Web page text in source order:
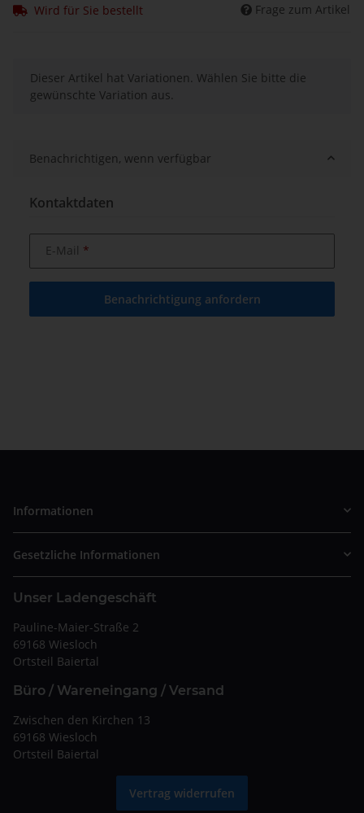
Wird für Sie bestellt Frage zum Artikel
xDieser Artikel hat Variationen. Wählen Sie bitte die
gewünschte Variation aus.
Benachrichtigen, wenn verfügbar
Kontaktdaten
E-Mail
Benachrichtigung anfordern
Informationen
Gesetzliche Informationen
Unser Ladengeschäft
Pauline-Maier-Straße 2
69168 Wiesloch
Ortsteil Baiertal
Büro / Wareneingang / Versand
Zwischen den Kirchen 13
69168 Wiesloch
Ortsteil Baiertal
Vertrag widerrufen